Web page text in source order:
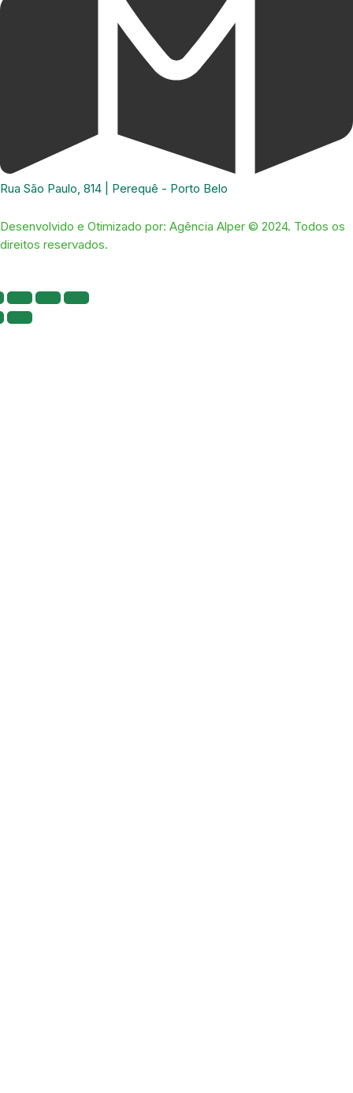
Rua São Paulo, 814 | Perequê - Porto Belo
Desenvolvido e Otimizado por: Agência Alper © 2024. Todos os
direitos reservados.